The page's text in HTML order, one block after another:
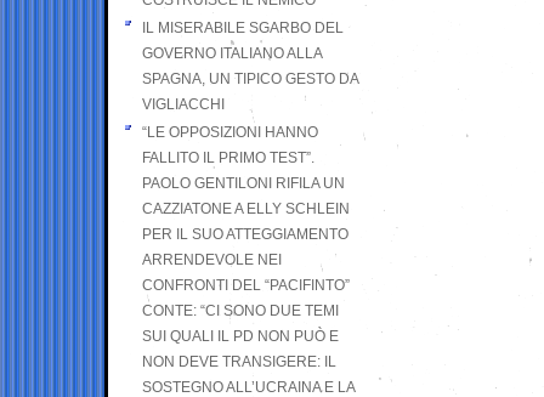
IL MISERABILE SGARBO DEL
GOVERNO ITALIANO ALLA
SPAGNA, UN TIPICO GESTO DA
VIGLIACCHI
“LE OPPOSIZIONI HANNO
FALLITO IL PRIMO TEST”.
PAOLO GENTILONI RIFILA UN
CAZZIATONE A ELLY SCHLEIN
PER IL SUO ATTEGGIAMENTO
ARRENDEVOLE NEI
CONFRONTI DEL “PACIFINTO”
CONTE: “CI SONO DUE TEMI
SUI QUALI IL PD NON PUÒ E
NON DEVE TRANSIGERE: IL
SOSTEGNO ALL’UCRAINA E LA